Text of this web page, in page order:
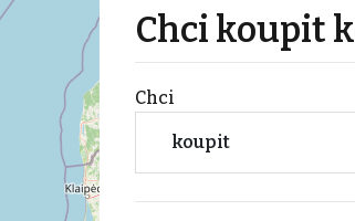
Chci koupit
Chci
koupit